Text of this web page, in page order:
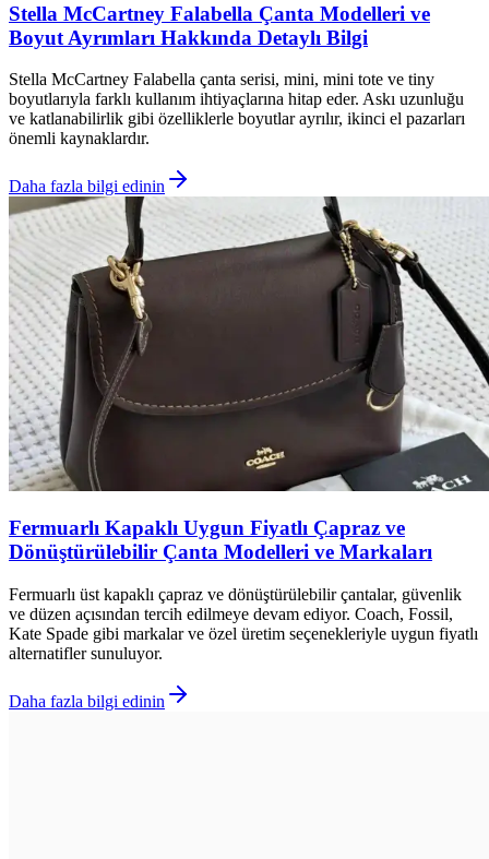
Stella McCartney Falabella Çanta Modelleri ve
Boyut Ayrımları Hakkında Detaylı Bilgi
Stella McCartney Falabella çanta serisi, mini, mini tote ve tiny
boyutlarıyla farklı kullanım ihtiyaçlarına hitap eder. Askı uzunluğu
ve katlanabilirlik gibi özelliklerle boyutlar ayrılır, ikinci el pazarları
önemli kaynaklardır.
Daha fazla bilgi edinin
Fermuarlı Kapaklı Uygun Fiyatlı Çapraz ve
Dönüştürülebilir Çanta Modelleri ve Markaları
Fermuarlı üst kapaklı çapraz ve dönüştürülebilir çantalar, güvenlik
ve düzen açısından tercih edilmeye devam ediyor. Coach, Fossil,
Kate Spade gibi markalar ve özel üretim seçenekleriyle uygun fiyatlı
alternatifler sunuluyor.
Daha fazla bilgi edinin